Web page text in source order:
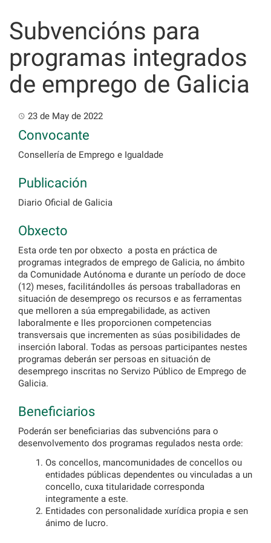
content
Subvencións para
programas integrados
de emprego de Galicia
23 de May de 2022
Convocante
Consellería de Emprego e Igualdade
Publicación
Diario Oficial de Galicia
Obxecto
Esta orde ten por obxecto a posta en práctica de
programas integrados de emprego de Galicia, no ámbito
da Comunidade Autónoma e durante un período de doce
(12) meses, facilitándolles ás persoas traballadoras en
situación de desemprego os recursos e as ferramentas
que melloren a súa empregabilidade, as activen
laboralmente e lles proporcionen competencias
transversais que incrementen as súas posibilidades de
inserción laboral. Todas as persoas participantes nestes
programas deberán ser persoas en situación de
desemprego inscritas no Servizo Público de Emprego de
Galicia.
Beneficiarios
Poderán ser beneficiarias das subvencións para o
desenvolvemento dos programas regulados nesta orde:
Os concellos, mancomunidades de concellos ou
entidades públicas dependentes ou vinculadas a un
concello, cuxa titularidade corresponda
integramente a este.
Entidades con personalidade xurídica propia e sen
ánimo de lucro.